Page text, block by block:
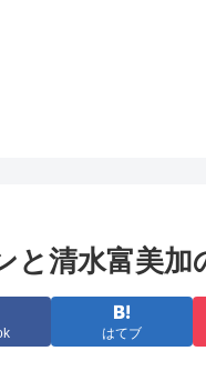
と清水富美
はてブ